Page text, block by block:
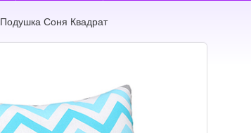
Подушка Соня Квадрат